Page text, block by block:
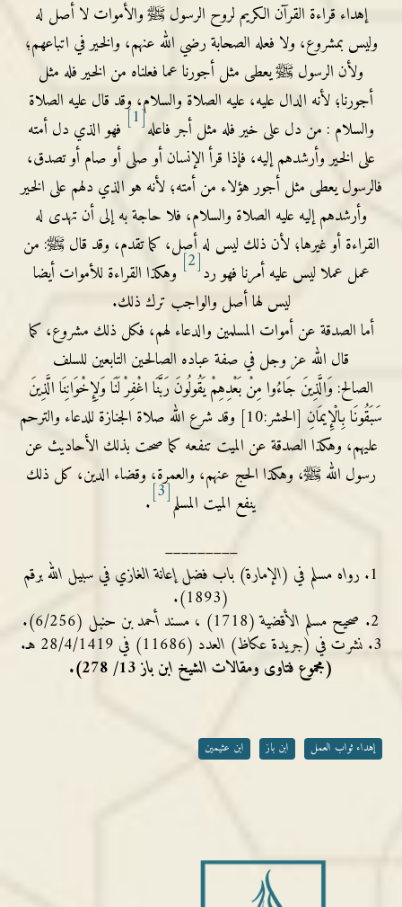
إهداء قراءة القرآن الكريم لروح الرسول ﷺ والأموات لا أصل له
وليس بمشروع، ولا فعله الصحابةرضي الله عنهم، والخير في اتباعهم؛
ولأن الرسول ﷺ يعطى مثل أجورنا عما فعلناه من الخير فله مثل
أجورنا؛ لأنه الدال عليه، عليه الصلاة والسلام، وقد قال عليه الصلاة
والسلام : من دل على خير فله مثل أجر فاعله[1]
فهو الذي دل أمته
على الخير وأرشدهم إليه، فإذا قرأ الإنسان أو صلى أو صام أو تصدق،
فالرسول يعطى مثل أجور هؤلاء من أمته؛ لأنه هو الذي دلهم على الخير
وأرشدهم إليه عليه الصلاة والسلام، فلا حاجة به إلى أن تهدى له
القراءة أو غيرها؛ لأن ذلك ليس له أصل، كما تقدم، وقد قال ﷺ: من
عمل عملا ليس عليه أمرنا فهو رد[2]
وهكذا القراءة للأموات أيضا
ليس لها أصل والواجب ترك ذلك.
أما الصدقة عن أموات المسلمين والدعاء لهم، فكل ذلك مشروع، كما
قال الله عز وجلفي صفة عباده الصالحين التابعين للسلف
الصالح: وَالَّذِينَ جَاءُوا مِنْ بَعْدِهِمْ يَقُولُونَ رَبَّنَا اغْفِرْ لَنَا وَلِإِخْوَانِنَا الَّذِينَ
سَبَقُونَا بِالْإِيمَانِ
[الحشر:10] وقد شرع الله صلاة الجنازة للدعاء والترحم
عليهم، وهكذا الصدقة عن الميت تنفعه كما صحت بذلك الأحاديث عن
رسول الله ﷺ، وهكذا الحج عنهم، والعمرة، وقضاء الدين، كل ذلك
ينفع الميت المسلم[3]
.
_________
رواه مسلم في (الإمارة) باب فضل إعانة الغازي في سبيل الله برقم
(1893).
صحيح مسلم الأقضية (1718) ، مسند أحمد بن حنبل (6/256).
نشرت في (جريدة عكاظ) العدد (11686) في 28/4/1419 هـ.
(مجموع فتاوى ومقالات الشيخ ابن باز 13/ 278).
إهداء ثواب العمل ابن باز ابن عثيمين